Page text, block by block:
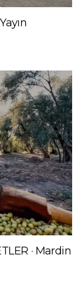
· Mardin